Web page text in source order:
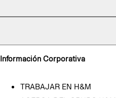
Información Corporativa
TRABAJAR EN H&M